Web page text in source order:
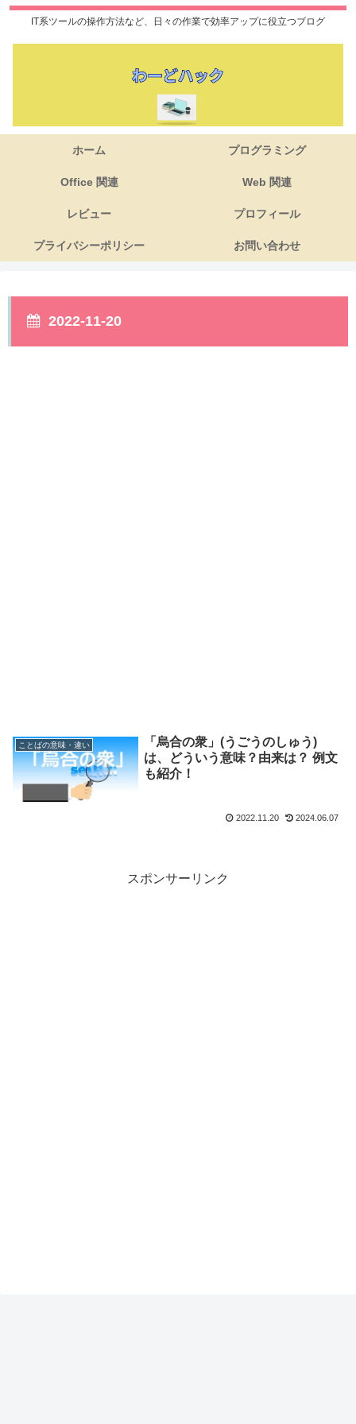
IT系ツールの操作方法など、日々の作業で効率アップに役立つブログ
ホーム プログラミング
Office 関連 Web 関連
レビュー プロフィール
プライバシーポリシー お問い合わせ
2022-11-20
ことばの意味・違い
「烏合の衆」(うごうのしゅう)
は、どういう意味？由来は？ 例文
も紹介！
2022.11.20 2024.06.07
スポンサーリンク